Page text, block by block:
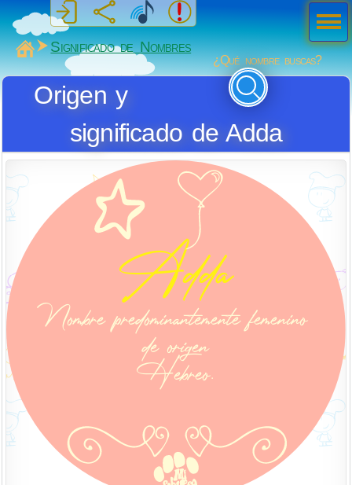
MiSabueso
Significado de Nombres
¿Qué nombre buscas?
Origen y
significado de Adda
Men
ú